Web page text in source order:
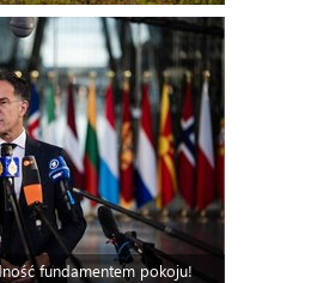
fundamentem pokoju!